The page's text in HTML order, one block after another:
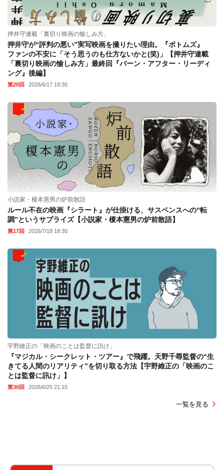
押井守連載「裏切り映画の愉しみ方」
押井守が“評判の悪い”実写映画を撮りたい理由。『ボトムズ』
ファンの不安に「そう思うのも仕方ないかと(笑)」【押井守連載
「裏切り映画の愉しみ方」最終回『バーン・アフター・リーディ
ング』後編】
第20回 2026/6/17 19:30
小説家・榎本憲男の炉前散語
ルール不在の映画『シラート』が仕掛ける、サスペンスへの“転
調”というサプライズ【小説家・榎本憲男の炉前散語】
第17回 2026/7/18 18:30
宇野維正の「映画のことは監督に訊け」
『マジカル・シークレット・ツアー』で飛躍。天野千尋監督の“生
きてる人間のリアリティ”を切り取る方法【宇野維正の「映画のこ
とは監督に訊け」】
第30回 2026/6/25 21:15
一覧を見る